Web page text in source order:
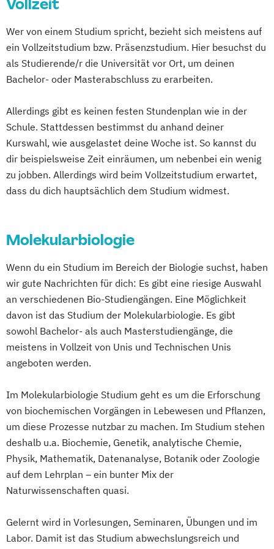
Bewegung und Sport (Lehramt)
Biologie
Biologie und Umweltkunde (Lehramt)
Chemie (Lehramt)
Communication
Culture & Participation (EN)
Computer Science (EN)
Copernicus Master in Digital Earth (EN)
Data Science (EN) Deutsch (Lehramt)
Digitalisierung-Innovation-Gesellschaft
Ernährung und Haushalt (Lehramt)
Erziehungswissenschaft
Ethik (Lehramt)
European Union Studies (EN)
Französisch (Lehramt) Geographie
Geographie und Wirtschaft (Lehramt)
Geologie Germanistik Geschichte
Geschichte (Lehramt) Geschichte
Sozialkunde und Politische Bildung
Gestaltung – Unterrichtsfach Technisches
Werken (Lehramt)
Gestaltung: Technik Textil (Lehramt)
Griechisch (Lehramt)
Human-Computer Interaction (EN)
Informatik
(Lehramt)
Informatik und Informatikmanagement
Vollzeit
Wer von einem Studium spricht, bezieht sich meistens auf
ein Vollzeitstudium bzw. Präsenzstudium. Hier besuchst du
als Studierende/r die Universität vor Ort, um deinen
Bachelor- oder Masterabschluss zu erarbeiten.
Allerdings gibt es keinen festen Stundenplan wie in der
Schule. Stattdessen bestimmst du anhand deiner
Kurswahl, wie ausgelastet deine Woche ist. So kannst du
dir beispielsweise Zeit einräumen, um nebenbei ein wenig
zu jobben. Allerdings wird beim Vollzeitstudium erwartet,
dass du dich hauptsächlich dem Studium widmest.
Molekularbiologie
Wenn du ein Studium im Bereich der Biologie suchst, haben
wir gute Nachrichten für dich: Es gibt eine riesige Auswahl
an verschiedenen Bio-Studiengängen. Eine Möglichkeit
davon ist das Studium der Molekularbiologie. Es gibt
sowohl Bachelor- als auch Masterstudiengänge, die
meistens in Vollzeit von Unis und Technischen Unis
angeboten werden.
Im Molekularbiologie Studium geht es um die Erforschung
von biochemischen Vorgängen in Lebewesen und Pflanzen,
um diese Prozesse nutzbar zu machen. Im Studium stehen
deshalb u.a. Biochemie, Genetik, analytische Chemie,
Physik, Mathematik, Datenanalyse, Botanik oder Zoologie
auf dem Lehrplan – ein bunter Mix der
Naturwissenschaften quasi.
Gelernt wird in Vorlesungen, Seminaren, Übungen und im
Labor. Damit ist das Studium abwechslungsreich und